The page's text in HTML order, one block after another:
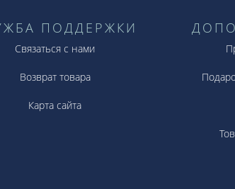
ПОДДЕРЖКИ
Связаться с нами
Возврат товара
Карта сайта